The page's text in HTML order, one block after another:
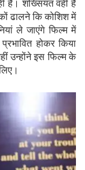
ढालने कि कोशिश में
ले जाएंगे फिल्म में
होकर किया
उन्होंने इस फिल्म के